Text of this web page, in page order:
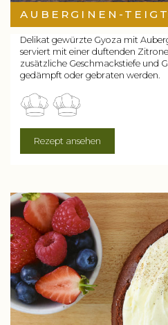
AUBERGINEN-
Delikat gewürzte Gyoza mit
serviert mit einer duftenden
zusätzliche Geschmackstiefe und
gedämpft oder gebraten werden.
Rezept ansehen